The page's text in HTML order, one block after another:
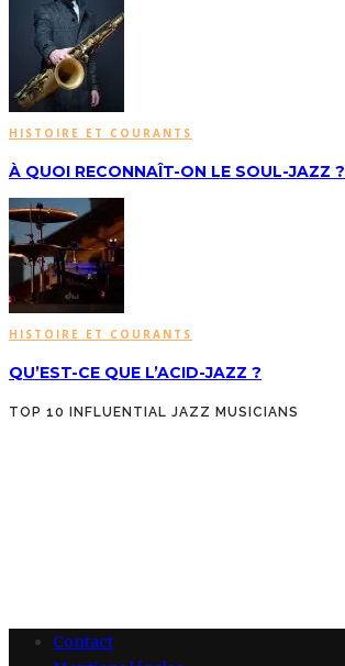
HISTOIRE ET COURANTS
À QUOI RECONNAÎT-ON LE SOUL-JAZZ ?
HISTOIRE ET COURANTS
QU’EST-CE QUE L’ACID-JAZZ ?
TOP 10 INFLUENTIAL JAZZ MUSICIANS
Contact